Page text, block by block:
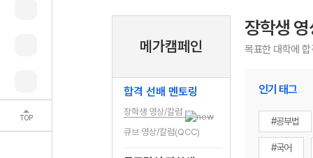
TOP
메가캠페인
합격 선배 멘토링
장학생 영상/칼럼
큐브 영상/칼럼(QCC)
장학생
목표한 대학에
인기 태그
#공부법
#국어